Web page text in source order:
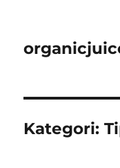
Kategori: